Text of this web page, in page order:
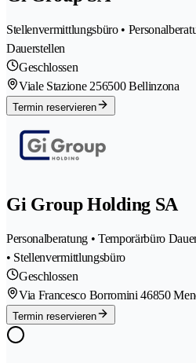
Stellenvermittlungsbüro •
Dauerstellen
Geschlossen
Viale Stazione 256500 Bellinzona
Termin reservieren
Gi Group Holding SA
Personalberatung • Temporärbüro
• Stellenvermittlungsbüro
Geschlossen
Via Francesco Borromini 46850
Termin reservieren